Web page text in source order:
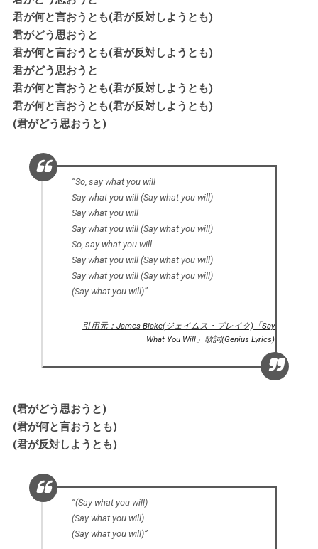
君が何と言おうとも(君が反対しようとも)
君がどう思おうと
君が何と言おうとも(君が反対しようとも)
君がどう思おうと
君が何と言おうとも(君が反対しようとも)
君が何と言おうとも(君が反対しようとも)
(君がどう思おうと)
“So, say what you will
Say what you will (Say what you will)
Say what you will
Say what you will (Say what you will)
So, say what you will
Say what you will (Say what you will)
Say what you will (Say what you will)
(Say what you will)”
引用元：James Blake(ジェイムス・ブレイク)「Say
What You Will」歌詞(Genius Lyrics)
(君がどう思おうと)
(君が何と言おうとも)
(君が反対しようとも)
“(Say what you will)
(Say what you will)
(Say what you will)”